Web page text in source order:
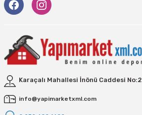
Karaçalı Mahallesi İnönü Caddesi
info@yapimarketxml.com